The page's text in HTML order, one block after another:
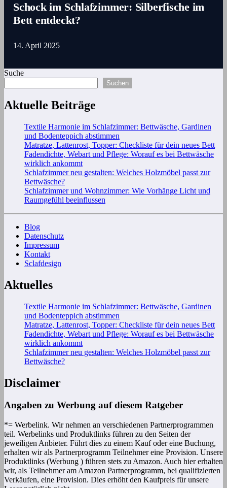
Schock im Schlafzimmer: Silberfische im
Bett entdeckt?
14. April 2025
Suche
Suchen
Aktuelle Beiträge
Textile Harmonie im Schlafzimmer: Bettwäsche, Gardinen
und Bodenteppich abstimmen
Matratze, Lattenrost, Topper: Checkliste für dein neues Bett
Fadendichte, Webart und Pflege: Worauf es bei Bettwäsche
wirklich ankommt
Schlafzimmer neu gestalten: Welches Holzmöbel passt zur
Bettwäsche?
Schlafzimmer und Wohnzimmer: Wie Vorhänge Licht und
Raumgefühl beeinflussen
Blog
Datenschutz
Impressum
Kontakt
Sclafdesign
Aktuelles
Textile Harmonie im Schlafzimmer: Bettwäsche, Gardinen
und Bodenteppich abstimmen
Matratze, Lattenrost, Topper: Checkliste für dein neues Bett
Fadendichte, Webart und Pflege: Worauf es bei Bettwäsche
wirklich ankommt
Schlafzimmer neu gestalten: Welches Holzmöbel passt zur
Bettwäsche?
Disclaimer
Angaben zu Werbung auf diesem Ratgeber
*= Werbelink. Wir nehmen an verschiedenen Partnerprogrammen
teil. Werbelinks und Produktlinks führen zu den Seiten der
jeweiligen Anbieter. Führt dies zu einem Kauf oder eine Buchung,
erhalten wir als Partnerprogramm Teilnehmer eine Provision. Unsere
Produktlinks (Werbung ) führen stets zu Amazon. Auch hier erhalten
wir, als Teilnehmer am Amazon Partnerprogramm, bei qualifizierten
Verkäufen, eine Provision. Dies erhöht den Kaufpreis für unsere